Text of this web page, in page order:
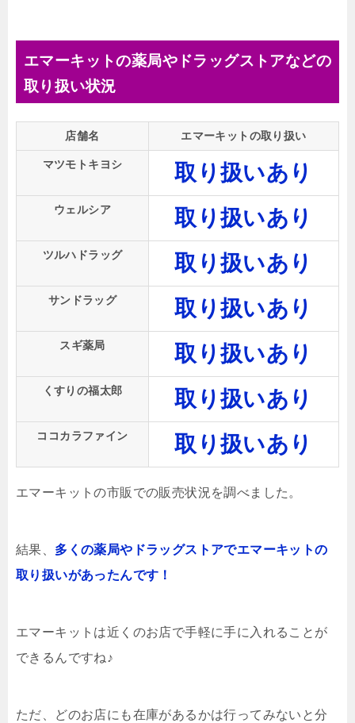
エマーキットの薬局やドラッグストアなどの
取り扱い状況
店舗名 エマーキットの取り扱い
マツモトキヨシ 取り扱いあり
ウェルシア 取り扱いあり
ツルハドラッグ 取り扱いあり
サンドラッグ 取り扱いあり
スギ薬局 取り扱いあり
くすりの福太郎 取り扱いあり
ココカラファイン 取り扱いあり
エマーキットの市販での販売状況を調べました。
結果、 多くの薬局やドラッグストアでエマーキットの
取り扱いがあったんです！
エマーキットは近くのお店で手軽に手に入れることが
できるんですね♪
ただ、どのお店にも在庫があるかは行ってみないと分